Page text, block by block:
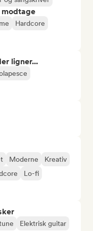
modtage
Hardcore
ligner...
Moderne
Kreativ
Lo-fi
Elektrisk guitar